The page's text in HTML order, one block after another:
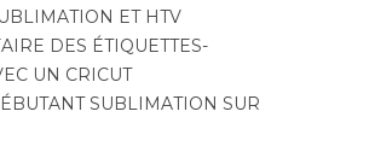
ET HTV
DES ÉTIQUETTES-
UN CRICUT
SUBLIMATION SUR